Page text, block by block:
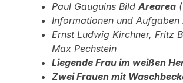
Paul Gauguins Bild Arearea
Informationen und Aufgaben
Ernst Ludwig Kirchner, Fritz
Max Pechstein
Liegende Frau im weißen
Zwei Frauen mit